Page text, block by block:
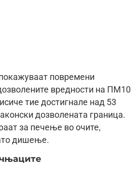
повремени
вредности на ПМ10
тие достигнале над 53
дозволената граница.
за печење во очите,
дишење.